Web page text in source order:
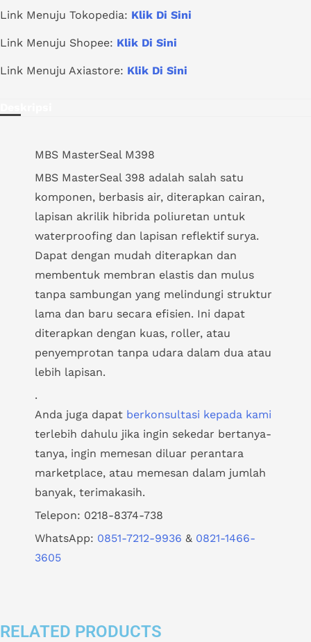
Link Menuju Tokopedia: Klik Di Sini
Link Menuju Shopee: Klik Di Sini
Link Menuju Axiastore: Klik Di Sini
MBS MasterSeal M398
MBS MasterSeal 398 adalah salah satu
komponen, berbasis air, diterapkan cairan,
lapisan akrilik hibrida poliuretan untuk
waterproofing dan lapisan reflektif surya.
Dapat dengan mudah diterapkan dan
membentuk membran elastis dan mulus
tanpa sambungan yang melindungi struktur
lama dan baru secara efisien. Ini dapat
diterapkan dengan kuas, roller, atau
penyemprotan tanpa udara dalam dua atau
lebih lapisan.
.
Anda juga dapat berkonsultasi kepada kami
terlebih dahulu jika ingin sekedar bertanya-
tanya, ingin memesan diluar perantara
marketplace, atau memesan dalam jumlah
banyak, terimakasih.
Telepon: 0218-8374-738
WhatsApp: 0851-7212-9936 & 0821-1466-
3605
RELATED PRODUCTS